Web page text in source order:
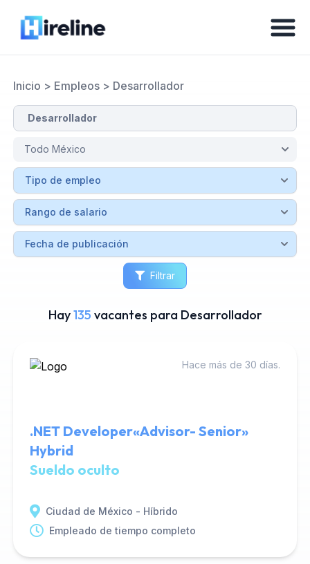
Inicio > Empleos> Desarrollador
Filtrar
Hay135 vacantes para Desarrollador
Hace más de 30 días.
.NET Developer«Advisor- Senior»
Hybrid
Sueldo oculto
Ciudad de México - Híbrido
Empleado de tiempo completo